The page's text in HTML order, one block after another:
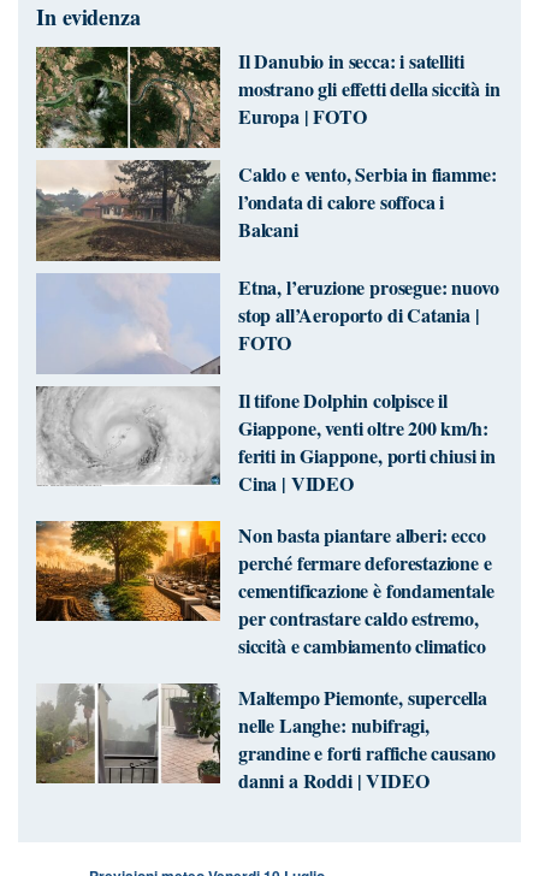
In evidenza
Il Danubio in secca: i satelliti
mostrano gli effetti della siccità in
Europa | FOTO
Caldo e vento, Serbia in fiamme:
l’ondata di calore soffoca i
Balcani
Etna, l’eruzione prosegue: nuovo
stop all’Aeroporto di Catania |
FOTO
Il tifone Dolphin colpisce il
Giappone, venti oltre 200 km/h:
feriti in Giappone, porti chiusi in
Cina | VIDEO
Non basta piantare alberi: ecco
perché fermare deforestazione e
cementificazione è fondamentale
per contrastare caldo estremo,
siccità e cambiamento climatico
Maltempo Piemonte, supercella
nelle Langhe: nubifragi,
grandine e forti raffiche causano
danni a Roddi | VIDEO